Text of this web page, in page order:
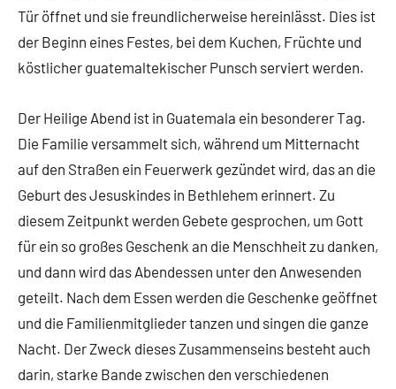
Tür öffnet und sie freundlicherweise hereinlässt. Dies ist
der Beginn eines Festes, bei dem Kuchen, Früchte und
köstlicher guatemaltekischer Punsch serviert werden.
Der Heilige Abend ist in Guatemala ein besonderer Tag.
Die Familie versammelt sich, während um Mitternacht
auf den Straßen ein Feuerwerk gezündet wird, das an die
Geburt des Jesuskindes in Bethlehem erinnert. Zu
diesem Zeitpunkt werden Gebete gesprochen, um Gott
für ein so großes Geschenk an die Menschheit zu danken,
und dann wird das Abendessen unter den Anwesenden
geteilt. Nach dem Essen werden die Geschenke geöffnet
und die Familienmitglieder tanzen und singen die ganze
Nacht. Der Zweck dieses Zusammenseins besteht auch
darin, starke Bande zwischen den verschiedenen